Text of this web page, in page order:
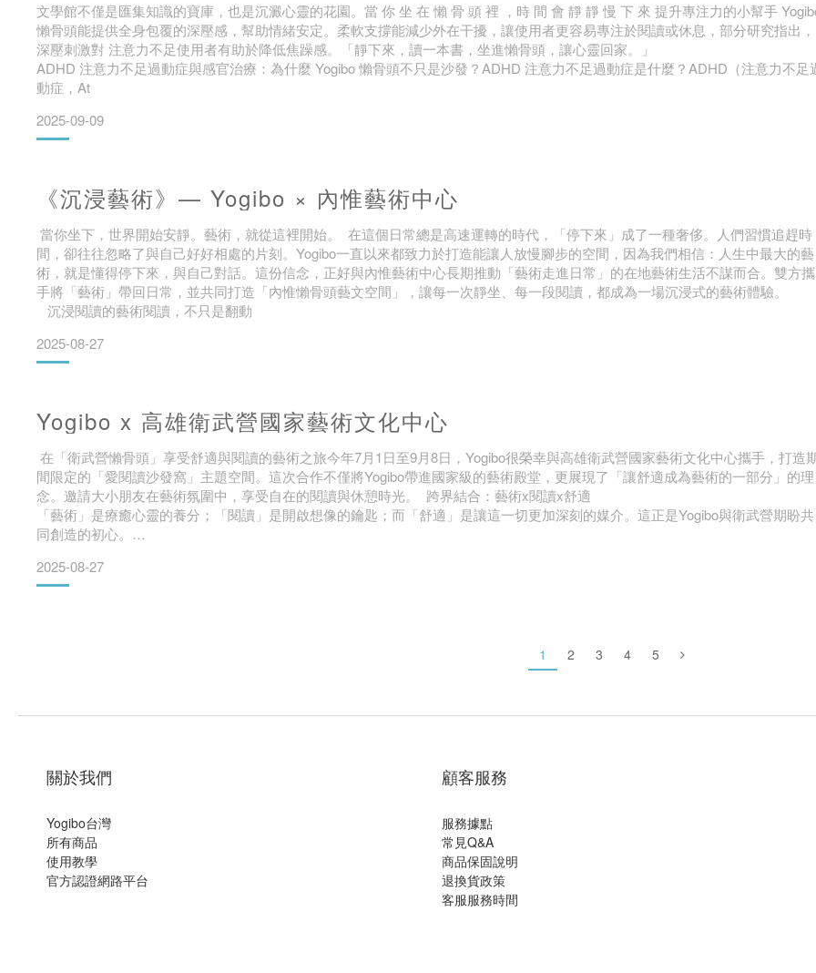
文學館不僅是匯集知識的寶庫，也是沉澱心靈的花園。當 你 坐 在 懶 骨 頭 裡 ，時 間 會 靜 靜 慢 下 來 提升專注力的小幫手
懶骨頭能提供全身包覆的深壓感，幫助情緒安定。柔軟支撐能減少外在干擾，讓使用者更容易專注於閱讀或休息，部分研究指出，
深壓刺激對 注意力不足使用者有助於降低焦躁感。「靜下來，讀一本書，坐進懶骨頭，讓心靈回家。」
ADHD 注意力不足過動症與感官治療：為什麼 Yogibo 懶骨頭不只是沙發？ADHD 注意力不足過動症是什麼？ADHD（注意力不足
動症，At
2025-09-09
《沉浸藝術》— Yogibo × 內惟藝術中心
當你坐下，世界開始安靜。藝術，就從這裡開始。 在這個日常總是高速運轉的時代，「停下來」成了一種奢侈。人們習慣追趕時
間，卻往往忽略了與自己好好相處的片刻。Yogibo一直以來都致力於打造能讓人放慢腳步的空間，因為我們相信：人生中最大的藝
術，就是懂得停下來，與自己對話。這份信念，正好與內惟藝術中心長期推動「藝術走進日常」的在地藝術生活不謀而合。雙方攜
手將「藝術」帶回日常，並共同打造「內惟懶骨頭藝文空間」，讓每一次靜坐、每一段閱讀，都成為一場沉浸式的藝術體驗。
沉浸閱讀的藝術閱讀，不只是翻動
2025-08-27
Yogibo x 高雄衛武營國家藝術文化中心
在「衛武營懶骨頭」享受舒適與閱讀的藝術之旅今年7月1日至9月8日，Yogibo很榮幸與高雄衛武營國家藝術文化中心攜手，打造
間限定的「愛閱讀沙發窩」主題空間。這次合作不僅將Yogibo帶進國家級的藝術殿堂，更展現了「讓舒適成為藝術的一部分」的理
念。邀請大小朋友在藝術氛圍中，享受自在的閱讀與休憩時光。 跨界結合：藝術x閱讀x舒適
「藝術」是療癒心靈的養分；「閱讀」是開啟想像的鑰匙；而「舒適」是讓這一切更加深刻的媒介。這正是Yogibo與衛武營期盼共
同創造的初心。
在「愛閱讀沙發窩」裡，繽紛多
2025-08-27
1 2 3 4 5
關於我們
Yogibo台灣
所有商品
使用教學
官方認證網路平台
顧客服務
服務據點
常見Q&A
商品保固說明
退換貨政策
客服服務時間